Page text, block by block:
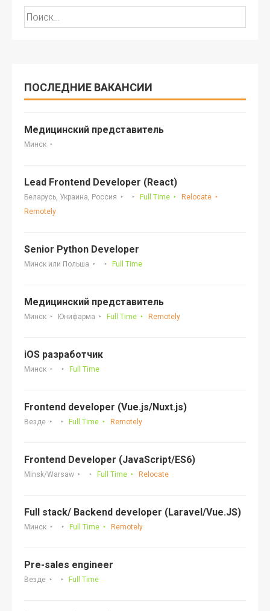
Найти:
ПОСЛЕДНИЕ ВАКАНСИИ
Медицинский представитель
Минск
Lead Frontend Developer (React)
Беларусь, Украина, Россия Full Time
Relocate
Remotely
Senior Python Developer
Минск или Польша Full Time
Медицинский представитель
Минск Юнифарма Full Time Remotely
iOS разработчик
Минск Full Time
Frontend developer (Vue.js/Nuxt.js)
Везде Full Time Remotely
Frontend Developer (JavaScript/ES6)
Minsk/Warsaw Full Time Relocate
Full stack/ Backend developer (Laravel/Vue.JS)
Минск Full Time Remotely
Pre-sales engineer
Везде Full Time